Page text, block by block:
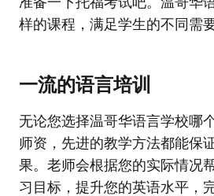
样的课程，满足学生的不同需要
一流的语言培训
无论您选择温哥华语言学校哪
师资，先进的教学方法都能保
果。老师会根据您的实际情况
习目标，提升您的英语水平，